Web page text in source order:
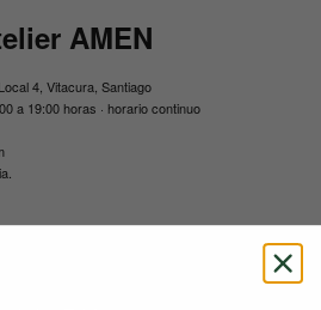
AMEN
4, Vitacura, Santiago
a 19:00 horas · horario continuo
AMEN Leather en